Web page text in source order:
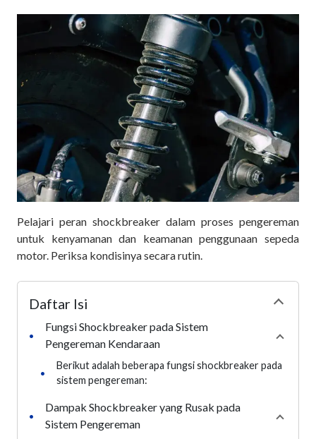
Pelajari peran shockbreaker dalam proses pengereman
untuk kenyamanan dan keamanan penggunaan sepeda
motor. Periksa kondisinya secara rutin.
Daftar Isi
•
Fungsi Shockbreaker pada Sistem
Pengereman Kendaraan
•
Berikut adalah beberapa fungsi shockbreaker pada
sistem pengereman:
•
Dampak Shockbreaker yang Rusak pada
Sistem Pengereman